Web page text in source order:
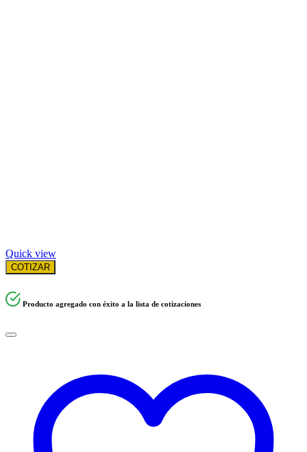
Quick view
COTIZAR
Producto agregado con éxito a la lista de cotizaciones